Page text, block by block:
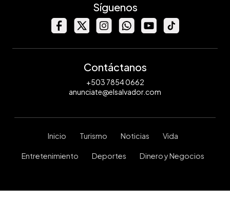
Síguenos
Contáctanos
+503 7854 0662
anunciate@elsalvador.com
Inicio Turismo Noticias Vida
Entretenimiento Deportes Dinero y Negocios